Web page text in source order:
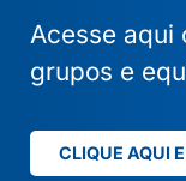
Acesse aqui
grupos e
CLIQUE AQUI